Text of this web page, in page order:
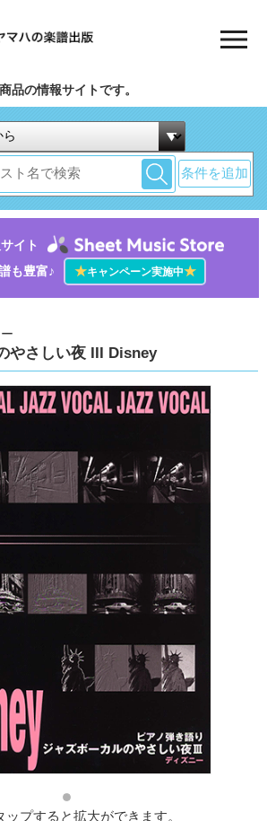
品の情報サイトです。
条件を追加
イト
も豊富♪
★キャンペーン実施中★
やさしい夜 III Disney
ップすると拡大ができます。